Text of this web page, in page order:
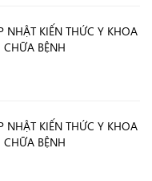
NHẬT KIẾN THỨC Y KHOA
BỆNH
NHẬT KIẾN THỨC Y KHOA
BỆNH